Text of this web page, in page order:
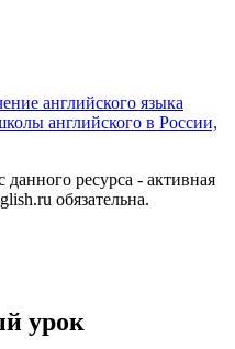
английского языка
английского в России,
ресурса - активная
обязательна.
урок